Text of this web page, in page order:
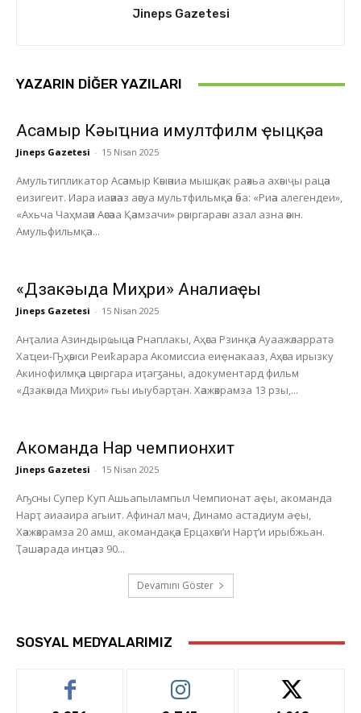
Jineps Gazetesi
YAZARIN DIĞER YAZILARI
Асҭамыр Кәыҵниа имултфилм ҿыцқәа
Jineps Gazetesi - 15 Nisan 2025
Амультипликатор Асәамыр Кәыәниа мышқәак раәхьа ахәыҷы рацәа
еизигеит. Иара иаәиәаз аәсуа мультфильмқәа әба: «Риәа алегендеи»,
«Ахьча Чаҳмаәи Аәсәаа Қәамзачи» рәыргараәы азал азна әәын.
Амульфильмқәа...
«Дзакәыда Миҳри» Анҭалиаҿы
Jineps Gazetesi - 15 Nisan 2025
Анҭалиа Азиндырҩыцәа Рнаплакы, Аҳәса Рзинқәа Ауаажәларратә
Хаҵеи-Ҧҳәыси Реиҟарара Акомиссиа еиҿнакааз, Аҳәса ирызку
Акинофилмқәа цәыргара иҭагӡаны, адокументард фильм
«Дзакәыда Миҳри» гьы иыубарҭан. Хәажәкрамза 13 рзы,...
Акоманда Нарҭ чемпионхит
Jineps Gazetesi - 15 Nisan 2025
Аҧсны Супер Куп Ашьапылампыл Чемпионат аҿы, акоманда
Нарҭ аиааира агыит. Афинал мач, Динамо астадиум аҿы,
Хәажәкрамза 20 амш, акомандақәа Ерцахәы’и Нарҭ’и ирыбжьан.
Ҭашәарада инҵәаз 90...
Devamını Göster
SOSYAL MEDYALARIMIZ